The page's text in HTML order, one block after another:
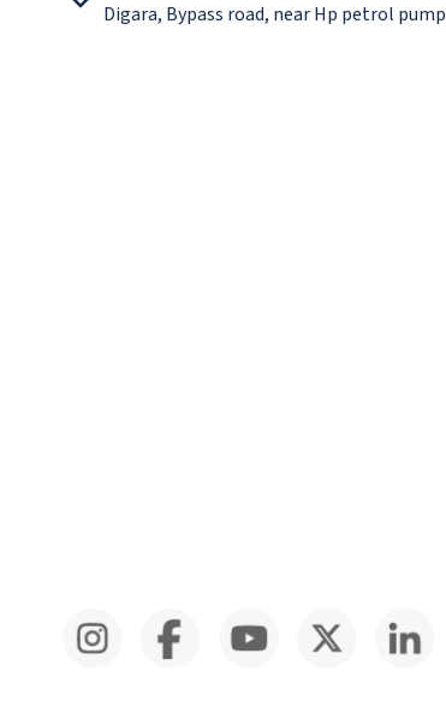
Digara, Bypass road, near Hp petrol